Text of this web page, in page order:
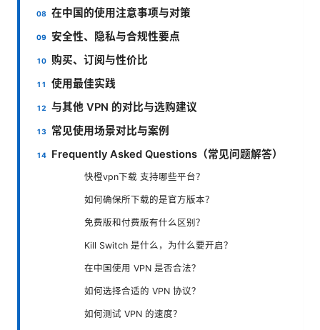
在中国的使用注意事项与对策
安全性、隐私与合规性要点
购买、订阅与性价比
使用最佳实践
与其他 VPN 的对比与选购建议
常见使用场景对比与案例
Frequently Asked Questions（常见问题解答）
快橙vpn下载 支持哪些平台？
如何确保所下载的是官方版本？
免费版和付费版有什么区别？
Kill Switch 是什么，为什么要开启？
在中国使用 VPN 是否合法？
如何选择合适的 VPN 协议？
如何测试 VPN 的速度？